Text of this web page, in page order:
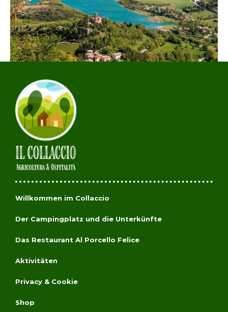
Willkommen im Collaccio
Der Campingplatz und die Unterkünfte
Das Restaurant Al Porcello Felice
Aktivitäten
Privacy & Cookie
Shop